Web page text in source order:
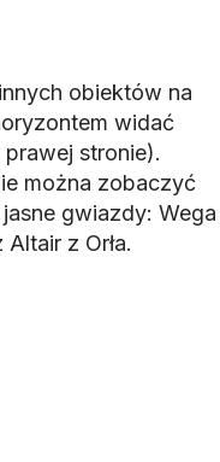
obiektów na
widać
stronie).
można zobaczyć
gwiazdy: Wega
z Orła.